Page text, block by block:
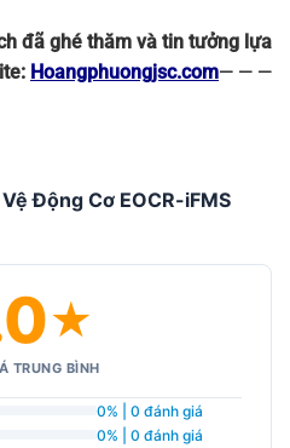
đã ghé thăm và tin tưởng lựa
Hoangphuongjsc.com— — —
Động Cơ EOCR-iFMS
★
TRUNG BÌNH
0% | 0 đánh giá
0% | 0 đánh giá